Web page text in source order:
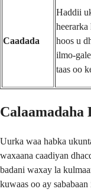
Caadada
Haddii
hoos u
ilmo-
taas oo
Uurka waa habka
waxaana caadiyan
badani waxay la
kuwaas oo ay